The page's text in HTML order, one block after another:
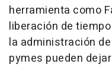
herramienta como
liberación de
la administración
pymes pueden